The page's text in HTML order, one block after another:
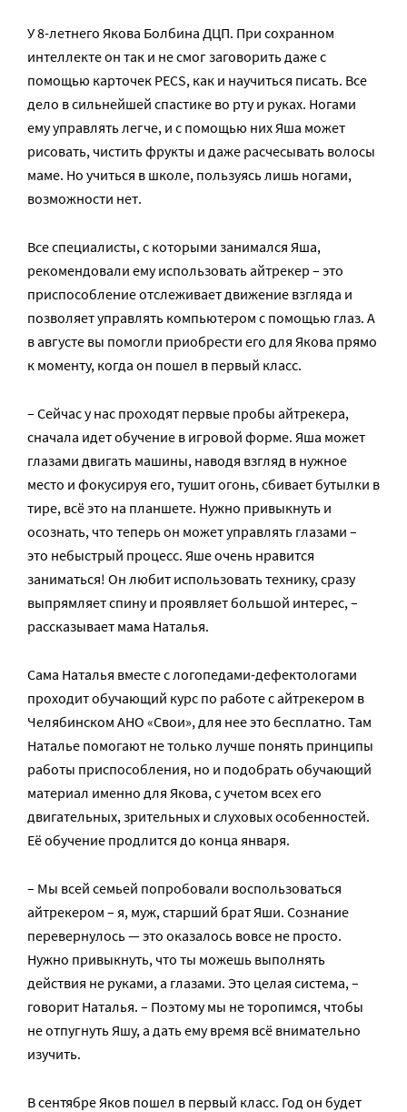
У 8-летнего Якова Болбина ДЦП. При сохранном
интеллекте он так и не смог заговорить даже с
помощью карточек PECS, как и научиться писать. Все
дело в сильнейшей спастике во рту и руках. Ногами
ему управлять легче, и с помощью них Яша может
рисовать, чистить фрукты и даже расчесывать волосы
маме. Но учиться в школе, пользуясь лишь ногами,
возможности нет.
Все специалисты, с которыми занимался Яша,
рекомендовали ему использовать айтрекер – это
приспособление отслеживает движение взгляда и
позволяет управлять компьютером с помощью глаз. А
в августе вы помогли приобрести его для Якова прямо
к моменту, когда он пошел в первый класс.
– Сейчас у нас проходят первые пробы айтрекера,
сначала идет обучение в игровой форме. Яша может
глазами двигать машины, наводя взгляд в нужное
место и фокусируя его, тушит огонь, сбивает бутылки в
тире, всё это на планшете. Нужно привыкнуть и
осознать, что теперь он может управлять глазами –
это небыстрый процесс. Яше очень нравится
заниматься! Он любит использовать технику, сразу
выпрямляет спину и проявляет большой интерес, –
рассказывает мама Наталья.
Сама Наталья вместе с логопедами-дефектологами
проходит обучающий курс по работе с айтрекером в
Челябинском АНО «Свои», для нее это бесплатно. Там
Наталье помогают не только лучше понять принципы
работы приспособления, но и подобрать обучающий
материал именно для Якова, с учетом всех его
двигательных, зрительных и слуховых особенностей.
Её обучение продлится до конца января.
– Мы всей семьей попробовали воспользоваться
айтрекером – я, муж, старший брат Яши. Сознание
перевернулось — это оказалось вовсе не просто.
Нужно привыкнуть, что ты можешь выполнять
действия не руками, а глазами. Это целая система, –
говорит Наталья. – Поэтому мы не торопимся, чтобы
не отпугнуть Яшу, а дать ему время всё внимательно
изучить.
В сентябре Яков пошел в первый класс. Год он будет